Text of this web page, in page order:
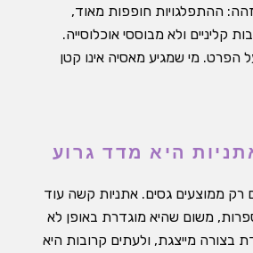
ההתפלגויות חופפות מאוד,
קליניים ולא מבוססי אוכלוסייה.
הפרט. מי שמגיע מאסיה אינו קטן
היא מדד גרוע
רק ממוצעים גסים. אתניות קשה עוד
משום שהיא מוגדרת באופן לא
בצורה מייצגת, ולעתים קרובות היא